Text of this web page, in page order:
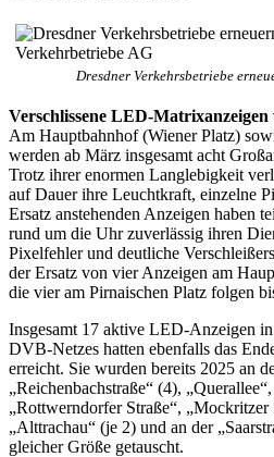
Dresdner Verkehrsbetriebe
Verschlissene LED-Matrixanzeigen
Am Hauptbahnhof (Wiener Platz)
werden ab März insgesamt acht
Trotz ihrer enormen Langlebigkeit
auf Dauer ihre Leuchtkraft, einzelne
Ersatz anstehenden Anzeigen haben
rund um die Uhr zuverlässig ihren
Pixelfehler und deutliche
der Ersatz von vier Anzeigen am
die vier am Pirnaischen Platz folgen
Insgesamt 17 aktive LED-Anzeigen
DVB-Netzes hatten ebenfalls das
erreicht. Sie wurden bereits 2025 an
„Reichenbachstraße“ (4),
„Rottwerndorfer Straße“,
„Alttrachau“ (je 2) und an der
gleicher Größe getauscht.